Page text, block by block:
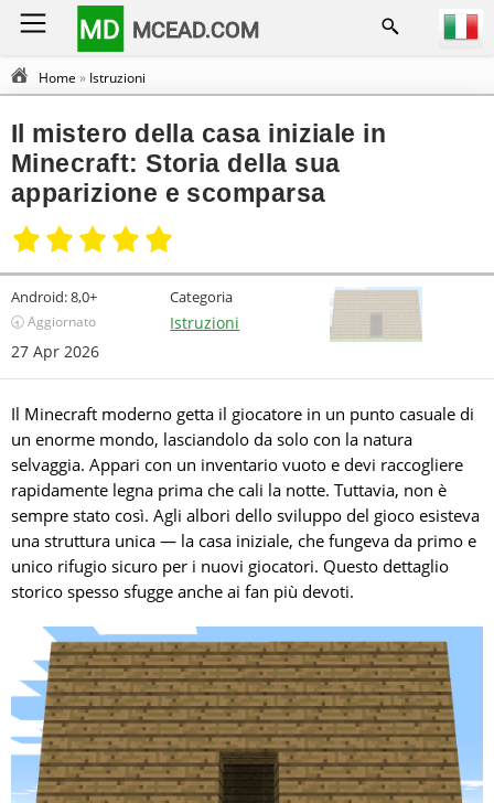
MD MCEAD.COM
Home » Istruzioni
Il mistero della casa iniziale in
Minecraft: Storia della sua
apparizione e scomparsa
Android:8,0+
🕣 Aggiornato
27 Apr 2026
Categoria
Istruzioni
Il Minecraft moderno getta il giocatore in un punto casuale di
un enorme mondo, lasciandolo da solo con la natura
selvaggia. Appari con un inventario vuoto e devi raccogliere
rapidamente legna prima che cali la notte. Tuttavia, non è
sempre stato così. Agli albori dello sviluppo del gioco esisteva
una struttura unica — la casa iniziale, che fungeva da primo e
unico rifugio sicuro per i nuovi giocatori. Questo dettaglio
storico spesso sfugge anche ai fan più devoti.